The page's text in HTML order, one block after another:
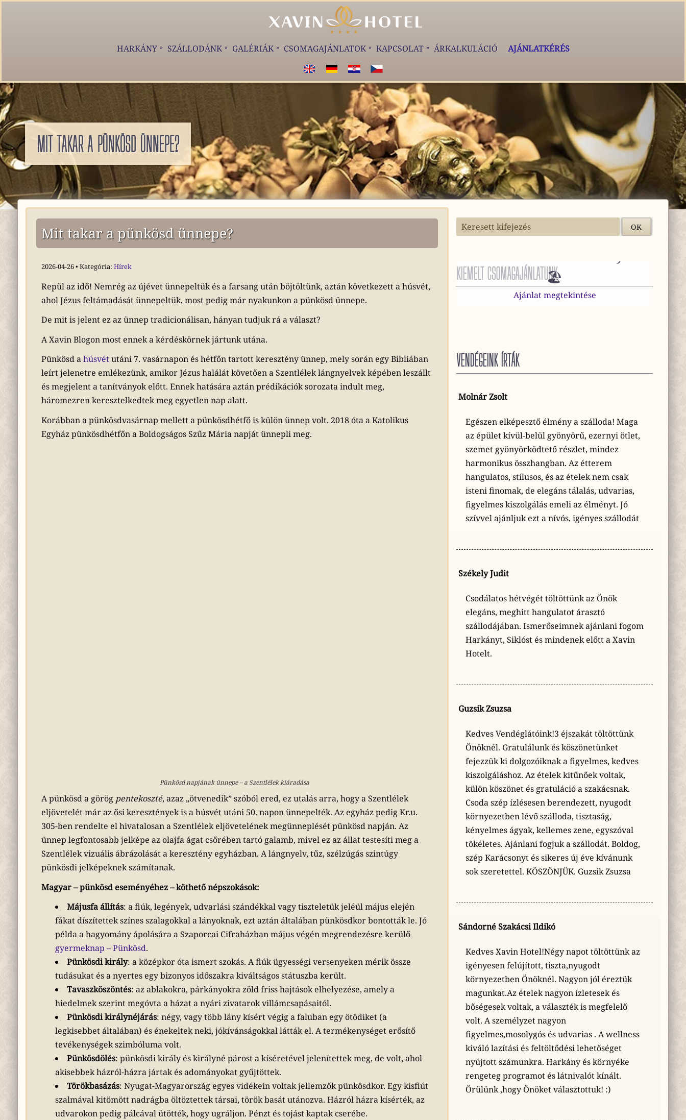
HARKÁNY SZÁLLODÁNK GALÉRIÁK CSOMAGAJÁNLATOK KAPCSOLAT ÁRKALKULÁCIÓ
AJÁNLATKÉRÉS
WELCOME!WILKOMMEN!
DOBRODOŠLI!
MIT TAKAR A PÜNKÖSD ÜNNEPE?
Mit takar a pünkösd ünnepe?
2026-04-26 • Kategória:Hírek
Repül az idő! Nemrég az újévet ünnepeltük és a farsang után böjtöltünk, aztán következett a húsvét,
ahol Jézus feltámadását ünnepeltük, most pedig már nyakunkon a pünkösd ünnepe.
De mit is jelent ez az ünnep tradicionálisan, hányan tudjuk rá a választ?
A Xavin Blogon most ennek a kérdéskörnek jártunk utána.
Pünkösd ahúsvétutáni 7. vasárnapon és hétfőn tartott keresztény ünnep, mely során egy Bibliában
leírt jelenetre emlékezünk, amikor Jézus halálát követően a Szentlélek lángnyelvek képében leszállt
és megjelent a tanítványok előtt. Ennek hatására aztán prédikációk sorozata indult meg,
háromezren keresztelkedtek meg egyetlen nap alatt.
Korábban a pünkösdvasárnap mellett a pünkösdhétfő is külön ünnep volt. 2018 óta a Katolikus
Egyház pünkösdhétfőn a Boldogságos Szűz Mária napját ünnepli meg.
Pünkösd napjának ünnepe – a Szentlélek kiáradása
A pünkösd a görög pentekoszté, azaz „ötvenedik” szóból ered, ez utalás arra, hogy a Szentlélek
eljövetelét már az ősi keresztények is a húsvét utáni 50. napon ünnepelték. Az egyház pedig Kr.u.
305-ben rendelte el hivatalosan a Szentlélek eljövetelének megünneplését pünkösd napján. Az
ünnep legfontosabb jelképe az olajfa ágat csőrében tartó galamb, mivel ez az állat testesíti meg a
Szentlélek vizuális ábrázolását a keresztény egyházban. A lángnyelv, tűz, szélzúgás szintúgy
pünkösdi jelképeknek számítanak.
Magyar – pünkösd eseményéhez – köthető népszokások:
Májusfa állítás: a fiúk, legények, udvarlási szándékkal vagy tiszteletük jeléül május elején
fákat díszítettek színes szalagokkal a lányoknak, ezt aztán általában pünkösdkor bontották le. Jó
példa a hagyomány ápolására a Szaporcai Cifraházban május végén megrendezésre kerülő
gyermeknap – Pünkösd.
Pünkösdi király: a középkor óta ismert szokás. A fiúk ügyességi versenyeken mérik össze
tudásukat és a nyertes egy bizonyos időszakra kiváltságos státuszba került.
Tavaszköszöntés: az ablakokra, párkányokra zöld friss hajtások elhelyezése, amely a
hiedelmek szerint megóvta a házat a nyári zivatarok villámcsapásaitól.
Pünkösdi királynéjárás: négy, vagy több lány kísért végig a faluban egy ötödiket (a
legkisebbet általában) és énekeltek neki, jókívánságokkal látták el. A termékenységet erősítő
tevékenységek szimbóluma volt.
Pünkösdölés: pünkösdi király és királyné párost a kíséretével jelenítettek meg, de volt, ahol
akisebbek házról-házra jártak és adományokat gyűjtöttek.
Törökbasázás: Nyugat-Magyarország egyes vidékein voltak jellemzők pünkösdkor. Egy kisfiút
szalmával kitömött nadrágba öltöztettek társai, török basát utánozva. Házról házra kísérték, az
udvarokon pedig pálcával ütötték, hogy ugráljon. Pénzt és tojást kaptak cserébe.
KIEMELT CSOMAGAJÁNLATUNK
🏖️
Ajánlat megtekintése
VENDÉGEINK ÍRTÁK
Molnár Zsolt
Egészen elképesztő élmény a szálloda! Maga
az épület kívül-belül gyönyörű, ezernyi ötlet,
szemet gyönyörködtető részlet, mindez
harmonikus összhangban. Az étterem
hangulatos, stílusos, és az ételek nem csak
isteni finomak, de elegáns tálalás, udvarias,
figyelmes kiszolgálás emeli az élményt. Jó
szívvel ajánljuk ezt a nívós, igényes szállodát
Székely Judit
Csodálatos hétvégét töltöttünk az Önök
elegáns, meghitt hangulatot árasztó
szállodájában. Ismerőseimnek ajánlani fogom
Harkányt, Siklóst és mindenek előtt a Xavin
Hotelt.
Guzsik Zsuzsa
Kedves Vendéglátóink!3 éjszakát töltöttünk
Önöknél. Gratulálunk és köszönetünket
fejezzük ki dolgozóiknak a figyelmes, kedves
kiszolgáláshoz. Az ételek kitűnőek voltak,
külön köszönet és gratuláció a szakácsnak.
Csoda szép ízlésesen berendezett, nyugodt
környezetben lévő szálloda, tisztaság,
kényelmes ágyak, kellemes zene, egyszóval
tökéletes. Ajánlani fogjuk a szállodát. Boldog,
szép Karácsonyt és sikeres új éve kívánunk
sok szeretettel. KÖSZÖNJÜK. Guzsik Zsuzsa
Sándorné Szakácsi Ildikó
Kedves Xavin Hotel!Négy napot töltöttünk az
igényesen felújított, tiszta,nyugodt
környezetben Önöknél. Nagyon jól éreztük
magunkat.Az ételek nagyon ízletesek és
bőségesek voltak, a választék is megfelelő
volt. A személyzet nagyon
figyelmes,mosolygós és udvarias . A wellness
kiváló lazítási és feltöltődési lehetőséget
nyújtott számunkra. Harkány és környéke
rengeteg programot és látnivalót kínált.
Örülünk ,hogy Önöket választottuk! :)